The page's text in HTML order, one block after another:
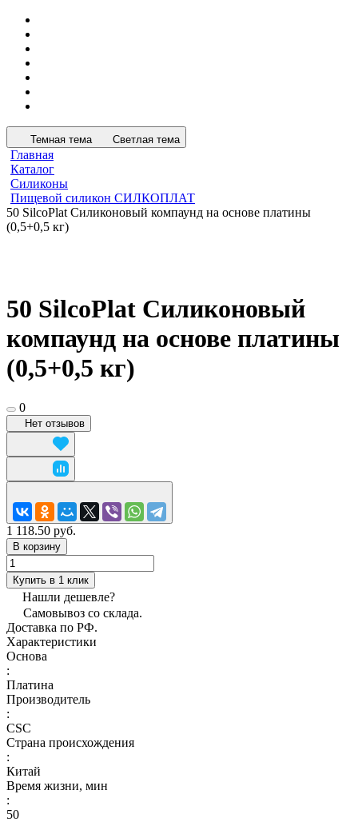
Темная тема Светлая тема
Главная
Каталог
Силиконы
Пищевой силикон СИЛКОПЛАТ
50 SilcoPlat Силиконовый компаунд на основе платины
(0,5+0,5 кг)
50 SilcoPlat Силиконовый
компаунд на основе платины
(0,5+0,5 кг)
0
Нет отзывов
1 118.50 руб.
В корзину
Купить в 1 клик
Нашли дешевле?
Самовывоз со склада.
Доставка по РФ.
Характеристики
Основа
:
Платина
Производитель
:
CSC
Страна происхождения
:
Китай
Время жизни, мин
:
50